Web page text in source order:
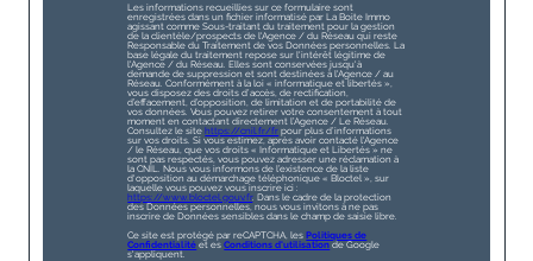
Les informations recueillies sur ce formulaire sont
enregistrées dans un fichier informatisé par La Boite Immo
agissant comme Sous-traitant du traitement pour la gestion
de la clientèle/prospects de l'Agence / du Réseau qui reste
Responsable du Traitement de vos Données personnelles. La
base légale du traitement repose sur l'intérêt légitime de
l'Agence / du Réseau. Elles sont conservées jusqu'à
demande de suppression et sont destinées à l'Agence / au
Réseau. Conformément à la loi « informatique et libertés »,
vous disposez des droits d’accès, de rectification,
d’effacement, d’opposition, de limitation et de portabilité de
vos données. Vous pouvez retirer votre consentement à tout
moment en contactant directement l’Agence / Le Réseau.
Consultez le site https://cnil.fr/fr pour plus d’informations
sur vos droits. Si vous estimez, après avoir contacté l'Agence
/ le Réseau, que vos droits « Informatique et Libertés » ne
sont pas respectés, vous pouvez adresser une réclamation à
la CNIL. Nous vous informons de l’existence de la liste
d'opposition au démarchage téléphonique « Bloctel », sur
laquelle vous pouvez vous inscrire ici :
https://www.bloctel.gouv.fr. Dans le cadre de la protection
des Données personnelles, nous vous invitons à ne pas
inscrire de Données sensibles dans le champ de saisie libre.
Ce site est protégé par reCAPTCHA, les Politiques de
Confidentialité et esConditions d'utilisation de Google
s'appliquent.